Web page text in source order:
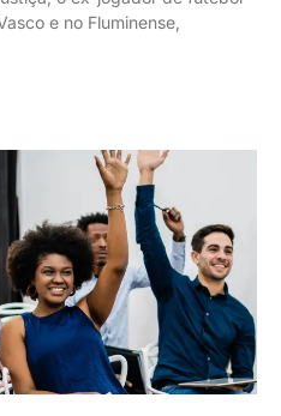
e no Fluminense,